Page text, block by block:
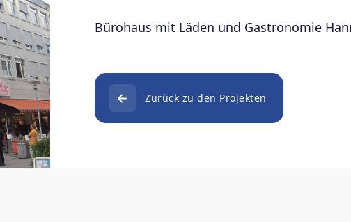
Bürohaus mit Läden und Gastronomie
Zurück zu den Projekten